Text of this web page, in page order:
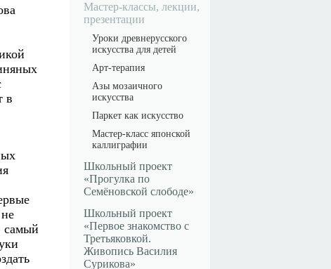
в
самый
Мастер-классы, лекции,
презентации
Уроки древнерусского
искусства для детей
Арт-терапия
Азы мозаичного
искусства
Паркет как искусство
Мастер-класс японской
каллиграфии
Школьный проект
«Прогулка по
Семёновской слободе»
Школьный проект
«Первое знакомство с
Третьяковкой.
Живопись Василия
Сурикова»